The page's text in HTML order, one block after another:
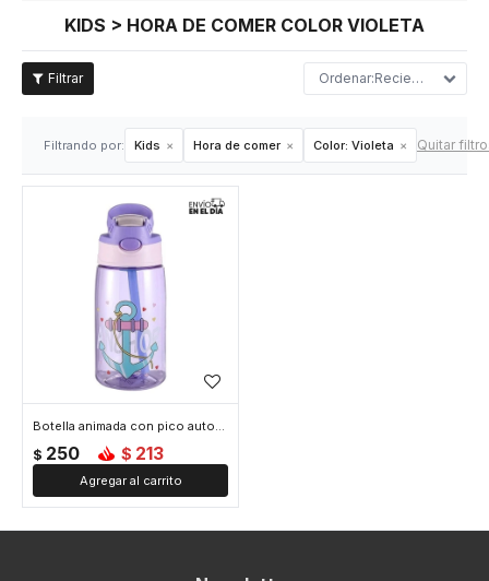
KIDS > HORA DE COMER COLOR VIOLETA
Recientes
Filtrando por: Kids Hora de comer Color: Violeta Quitar
Botella animada con pico automático - Violeta
$ 250 $ 213